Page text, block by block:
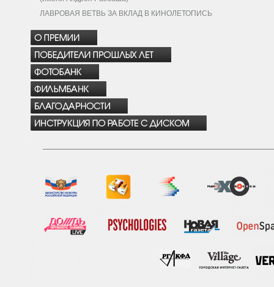
ЛАВРОВАЯ ВЕТВЬ ЗА ВКЛАД В КИНОЛЕТОПИСЬ